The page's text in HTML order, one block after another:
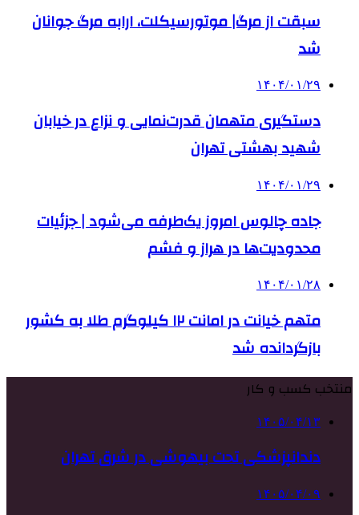
سبقت از مرگ| موتورسیکلت، ارابه مرگ جوانان
شد
۱۴۰۴/۰۱/۲۹
دستگیری متهمان قدرت‌نمایی و نزاع در خیابان
شهید بهشتی تهران
۱۴۰۴/۰۱/۲۹
جاده چالوس امروز یک‌طرفه می‌شود | جزئیات
محدودیت‌ها در هراز و فشم
۱۴۰۴/۰۱/۲۸
متهم خیانت در امانت ۱۲ کیلوگرم طلا به کشور
بازگردانده شد
منتخب کسب و کار
۱۴۰۵/۰۴/۱۳
دندانپزشکی تحت بیهوشی در شرق تهران
۱۴۰۵/۰۴/۰۹